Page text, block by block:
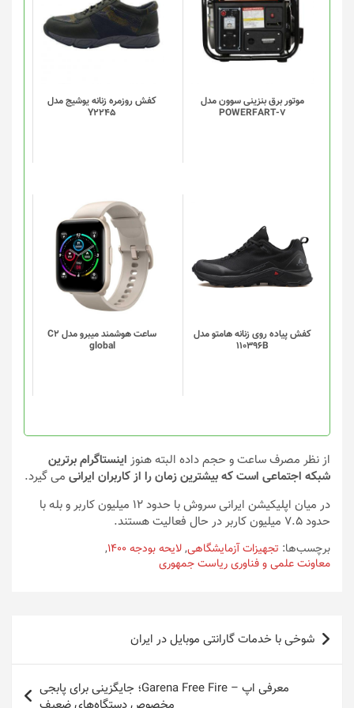
موتور برق بنزینی سوون مدل
POWERFART-7
کفش روزمره زنانه یوشیج مدل
Y2245
کفش پیاده روی زنانه هامتو مدل
110396B
محصول
دارای
انواع
مختلفی
گزینه
ها
محصول
شوند
ساعت هوشمند میبرو مدل C2
global
این
محصول
دارای
انواع
مختلفی
می
گزینه
ها
محصول
انتخاب
شوند
از نظر مصرف ساعت و حجم داده البته هنوز اینستاگرام برترین
شبکه اجتماعی است که بیشترین زمان را از کاربران ایرانی می گیرد.
در میان اپلیکیشن ایرانی سروش با حدود 12 میلیون کاربر و بله با
حدود 7.5 میلیون کاربر در حال فعالیت هستند.
برچسب‌ها: تجهیزات آزمایشگاهی,لایحه بودجه 1400
,
معاونت علمی و فناوری ریاست جمهوری
راهبری
نوشته
شوخی با خدمات گارانتی موبایل در ایران
معرفی اپ – Garena Free Fire؛ جایگزینی برای پابجی